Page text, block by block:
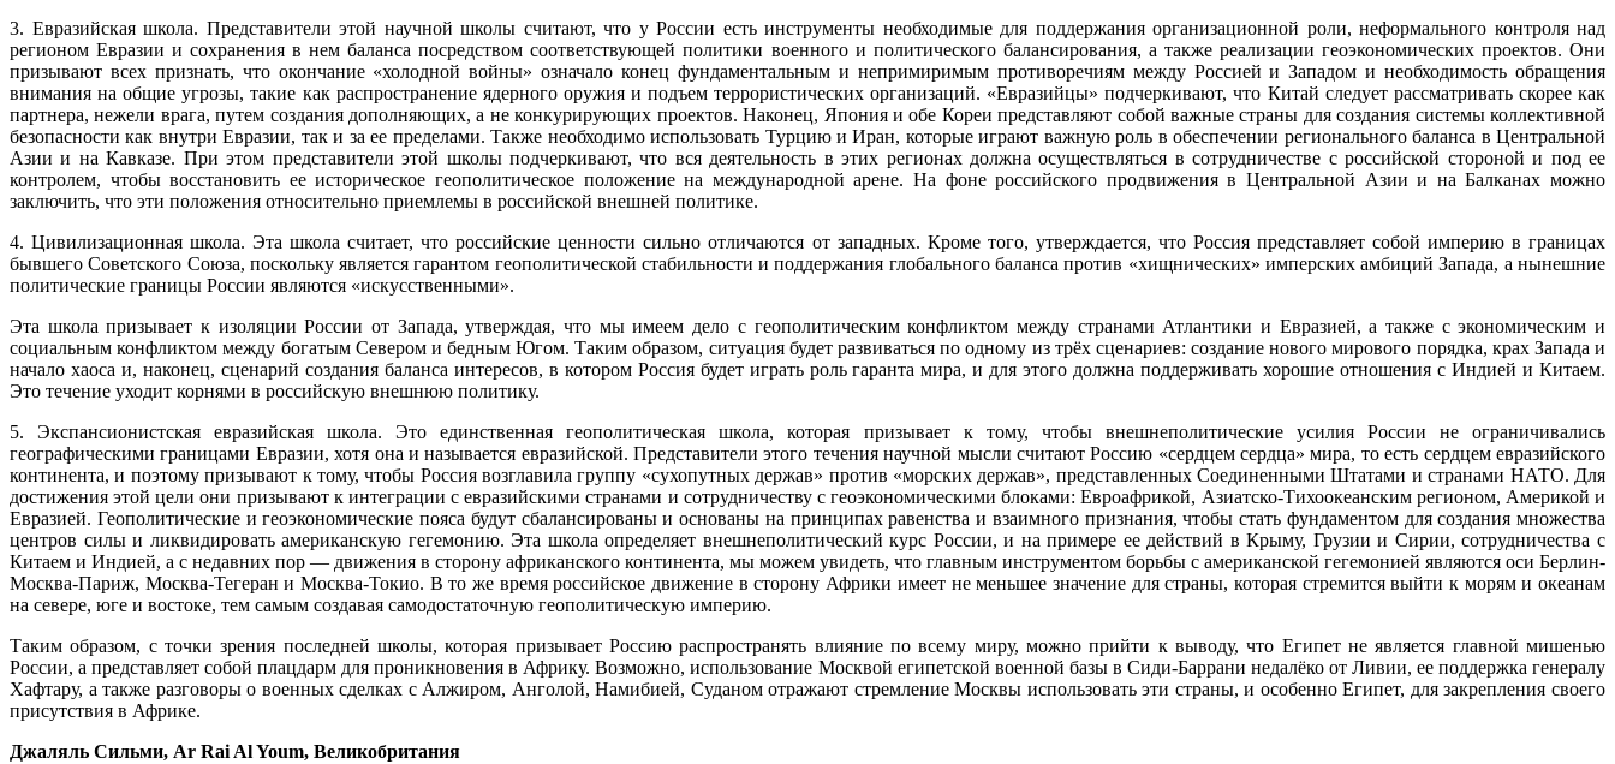
3. Евразийская школа. Представители этой научной школы считают, что у России есть инструменты необходимые для поддержания организационной роли, неформального контроля над
регионом Евразии и сохранения в нем баланса посредством соответствующей политики военного и политического балансирования, а также реализации геоэкономических проектов. Они
призывают всех признать, что окончание «холодной войны» означало конец фундаментальным и непримиримым противоречиям между Россией и Западом и необходимость обращения
внимания на общие угрозы, такие как распространение ядерного оружия и подъем террористических организаций. «Евразийцы» подчеркивают, что Китай следует рассматривать скорее как
партнера, нежели врага, путем создания дополняющих, а не конкурирующих проектов. Наконец, Япония и обе Кореи представляют собой важные страны для создания системы коллективной
безопасности как внутри Евразии, так и за ее пределами. Также необходимо использовать Турцию и Иран, которые играют важную роль в обеспечении регионального баланса в Центральной
Азии и на Кавказе. При этом представители этой школы подчеркивают, что вся деятельность в этих регионах должна осуществляться в сотрудничестве с российской стороной и под ее
контролем, чтобы восстановить ее историческое геополитическое положение на международной арене. На фоне российского продвижения в Центральной Азии и на Балканах можно
заключить, что эти положения относительно приемлемы в российской внешней политике.
4. Цивилизационная школа. Эта школа считает, что российские ценности сильно отличаются от западных. Кроме того, утверждается, что Россия представляет собой империю в границах
бывшего Советского Союза, поскольку является гарантом геополитической стабильности и поддержания глобального баланса против «хищнических» имперских амбиций Запада, а нынешние
политические границы России являются «искусственными».
Эта школа призывает к изоляции России от Запада, утверждая, что мы имеем дело с геополитическим конфликтом между странами Атлантики и Евразией, а также с экономическим и
социальным конфликтом между богатым Севером и бедным Югом. Таким образом, ситуация будет развиваться по одному из трёх сценариев: создание нового мирового порядка, крах Запада и
начало хаоса и, наконец, сценарий создания баланса интересов, в котором Россия будет играть роль гаранта мира, и для этого должна поддерживать хорошие отношения с Индией и Китаем.
Это течение уходит корнями в российскую внешнюю политику.
5. Экспансионистская евразийская школа. Это единственная геополитическая школа, которая призывает к тому, чтобы внешнеполитические усилия России не ограничивались
географическими границами Евразии, хотя она и называется евразийской. Представители этого течения научной мысли считают Россию «сердцем сердца» мира, то есть сердцем евразийского
континента, и поэтому призывают к тому, чтобы Россия возглавила группу «сухопутных держав» против «морских держав», представленных Соединенными Штатами и странами НАТО. Для
достижения этой цели они призывают к интеграции с евразийскими странами и сотрудничеству с геоэкономическими блоками: Евроафрикой, Азиатско-Тихоокеанским регионом, Америкой и
Евразией. Геополитические и геоэкономические пояса будут сбалансированы и основаны на принципах равенства и взаимного признания, чтобы стать фундаментом для создания множества
центров силы и ликвидировать американскую гегемонию. Эта школа определяет внешнеполитический курс России, и на примере ее действий в Крыму, Грузии и Сирии, сотрудничества с
Китаем и Индией, а с недавних пор — движения в сторону африканского континента, мы можем увидеть, что главным инструментом борьбы с американской гегемонией являются оси Берлин-
Москва-Париж, Москва-Тегеран и Москва-Токио. В то же время российское движение в сторону Африки имеет не меньшее значение для страны, которая стремится выйти к морям и океанам
на севере, юге и востоке, тем самым создавая самодостаточную геополитическую империю.
Таким образом, с точки зрения последней школы, которая призывает Россию распространять влияние по всему миру, можно прийти к выводу, что Египет не является главной мишенью
России, а представляет собой плацдарм для проникновения в Африку. Возможно, использование Москвой египетской военной базы в Сиди-Баррани недалёко от Ливии, ее поддержка генералу
Хафтару, а также разговоры о военных сделках с Алжиром, Анголой, Намибией, Суданом отражают стремление Москвы использовать эти страны, и особенно Египет, для закрепления своего
присутствия в Африке.
Джаляль Сильми, Ar Rai Al Youm, Великобритания